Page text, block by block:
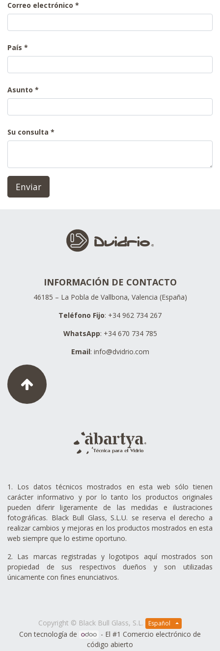
Correo electrónico
País
Asunto
Su consulta
Enviar
INFORMACIÓN DE CONTACTO
46185 – La Pobla de Vallbona, Valencia (España)
Teléfono Fijo: +34 962 734 267
WhatsApp: +34 670 734 785
Email: info@dvidrio.com
1. Los datos técnicos mostrados en esta web sólo tienen
carácter informativo y por lo tanto los productos originales
pueden diferir ligeramente de las medidas e ilustraciones
fotográficas. Black Bull Glass, S.L.U. se reserva el derecho a
realizar cambios y mejoras en los productos mostrados en esta
web siempre que lo estime oportuno.
2. Las marcas registradas y logotipos aquí mostrados son
propiedad de sus respectivos dueños y son utilizadas
únicamente con fines enunciativos.
Copyright © Black Bull Glass, S.L. Español
Con tecnología de - El #1Comercio electrónico de
código abierto